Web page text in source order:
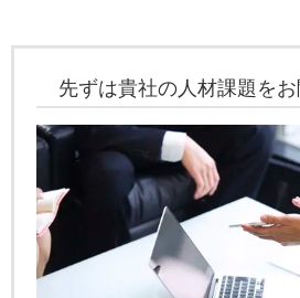
先ずは貴社の人材課題をお